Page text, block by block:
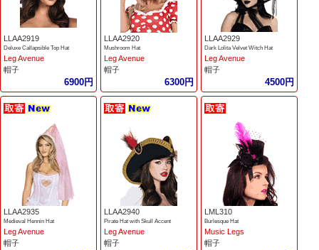
LLAA2919
Deluxe Callapsible Top Hat
Leg Avenue
帽子
6900円
LLAA2920
Mushroom Hat
Leg Avenue
帽子
6300円
LLAA2929
Dark Lolita Velvet Witch Hat
Leg Avenue
帽子
4500円
LLAA2935
Medieval Hennin Hat
Leg Avenue
帽子
LLAA2940
Pirate Hat with Skull Accent
Leg Avenue
帽子
LML310
Burlesque Hat
Music Legs
帽子